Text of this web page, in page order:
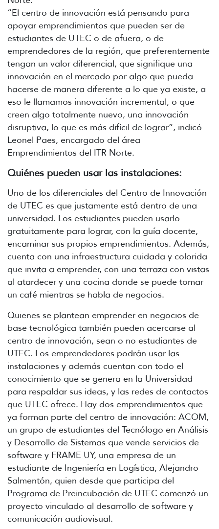
“El centro de innovación está pensando para
apoyar emprendimientos que pueden ser de
estudiantes de UTEC o de afuera, o de
emprendedores de la región, que preferentemente
tengan un valor diferencial, que signifique una
innovación en el mercado por algo que pueda
hacerse de manera diferente a lo que ya existe, a
eso le llamamos innovación incremental, o que
creen algo totalmente nuevo, una innovación
disruptiva, lo que es más difícil de lograr”, indicó
Leonel Paes, encargado del área
Emprendimientos del ITR Norte.
Quiénes pueden usar las instalaciones:
Uno de los diferenciales del Centro de Innovación
de UTEC es que justamente está dentro de una
universidad. Los estudiantes pueden usarlo
gratuitamente para lograr, con la guía docente,
encaminar sus propios emprendimientos. Además,
cuenta con una infraestructura cuidada y colorida
que invita a emprender, con una terraza con vistas
al atardecer y una cocina donde se puede tomar
un café mientras se habla de negocios.
Quienes se plantean emprender en negocios de
base tecnológica también pueden acercarse al
centro de innovación, sean o no estudiantes de
UTEC. Los emprendedores podrán usar las
instalaciones y además cuentan con todo el
conocimiento que se genera en la Universidad
para respaldar sus ideas, y las redes de contactos
que UTEC ofrece. Hay dos emprendimientos que
ya forman parte del centro de innovación: ACOM,
un grupo de estudiantes del Tecnólogo en Análisis
y Desarrollo de Sistemas que vende servicios de
software y FRAME UY, una empresa de un
estudiante de Ingeniería en Logística, Alejandro
Salmentón, quien desde que participa del
Programa de Preincubación de UTEC comenzó un
proyecto vinculado al desarrollo de software y
comunicación audiovisual.